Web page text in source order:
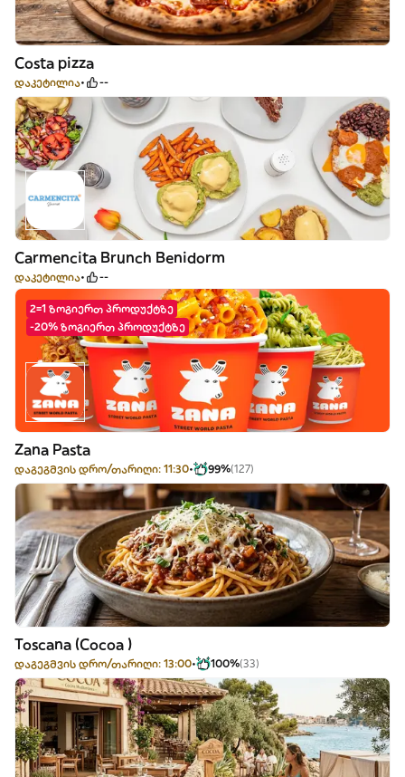
Costa pizza
დაკეტილია --
Carmencita Brunch Benidorm
დაკეტილია --
2=1 ზოგიერთ პროდუქტზე
-20% ზოგიერთ პროდუქტზე
Zana Pasta
დაგეგმვის დრო/თარიღი: 11:30 99%(127)
Toscana (Cocoa )
დაგეგმვის დრო/თარიღი: 13:00 100%(33)